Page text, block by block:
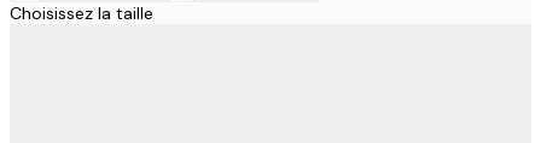
Choisissez la taille